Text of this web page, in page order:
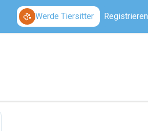
Werde Tiersitter Registrieren